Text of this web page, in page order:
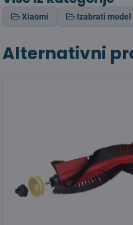
Xiaomi Izabrati model
Alternativni